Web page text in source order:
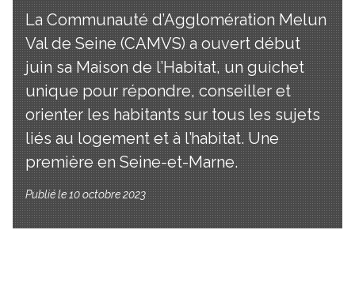
La Communauté d’Agglomération Melun
Val de Seine (CAMVS) a ouvert début
juin sa Maison de l’Habitat, un guichet
unique pour répondre, conseiller et
orienter les habitants sur tous les sujets
liés au logement et à l’habitat. Une
première en Seine-et-Marne.
Publié le 10 octobre 2023